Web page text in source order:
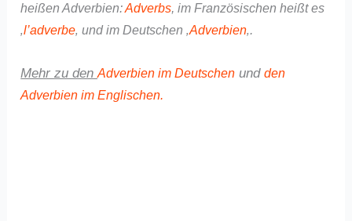
heißen Adverbien:Adverbs,im Französischen heißt es
‚l’adverbe‚und im Deutschen ‚Adverbien‚.
Mehr zu denAdverbien im Deutschen undden
Adverbien im Englischen.